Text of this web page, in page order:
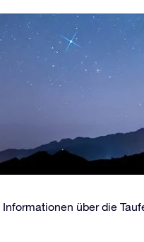
über die